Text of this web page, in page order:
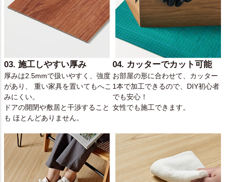
03. 施工しやすい厚み
厚みは2.5mmで扱いやすく、強度
があり、 重い家具を置いてもへこ
みにくい。
ドアの開閉や敷居と干渉すること
も ほとんどありません。
04. カッターでカット可能
お部屋の形に合わせて、カッター
1本で加工できるので、DIY初心者
でも安心！
女性でも施工できます。